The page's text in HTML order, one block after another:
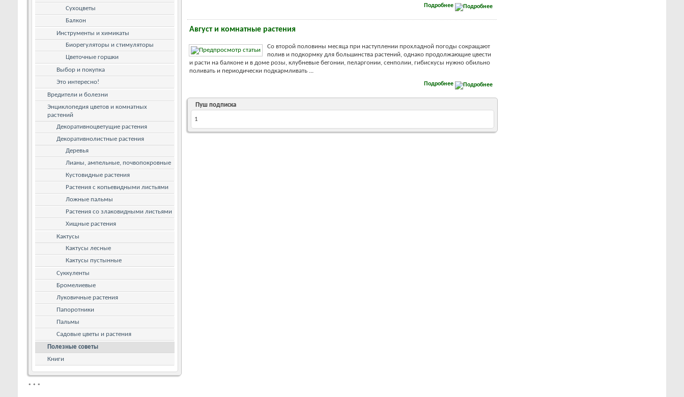
Подробнее
Август и комнатные растения
Со второй половины месяца при наступлении прохладной погоды сокращают
полив и подкормку для большинства растений, однако продолжающие цвести
и расти на балконе и в доме розы, клубневые бегонии, пеларгонии, сенполии, гибискусы нужно обильно
поливать и периодически подкармливать
Подробнее
Пуш подписка
1
Сухоцветы
Балкон
Инструменты и химикаты
Биорегуляторы и стимуляторы
Цветочные горшки
Выбор и покупка
Это интересно!
Вредители и болезни
Энциклопедия цветов и комнатных
растений
Декоративноцветущие растения
Декоративнолистные растения
Деревья
Лианы, ампельные, почвопокровные
Кустовидные растения
Растения с копьевидными листьями
Ложные пальмы
Растения со злаковидными листьями
Хищные растения
Кактусы
Кактусы лесные
Кактусы пустынные
Суккуленты
Бромелиевые
Луковичные растения
Папоротники
Пальмы
Садовые цветы и растения
Полезные советы
Книги
* * *